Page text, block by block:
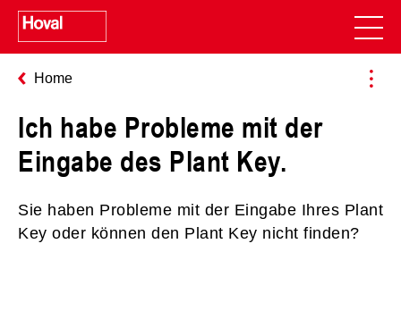
Home
Ich habe Probleme mit der
Eingabe des Plant Key.
Sie haben Probleme mit der Eingabe Ihres Plant
Key oder können den Plant Key nicht finden?